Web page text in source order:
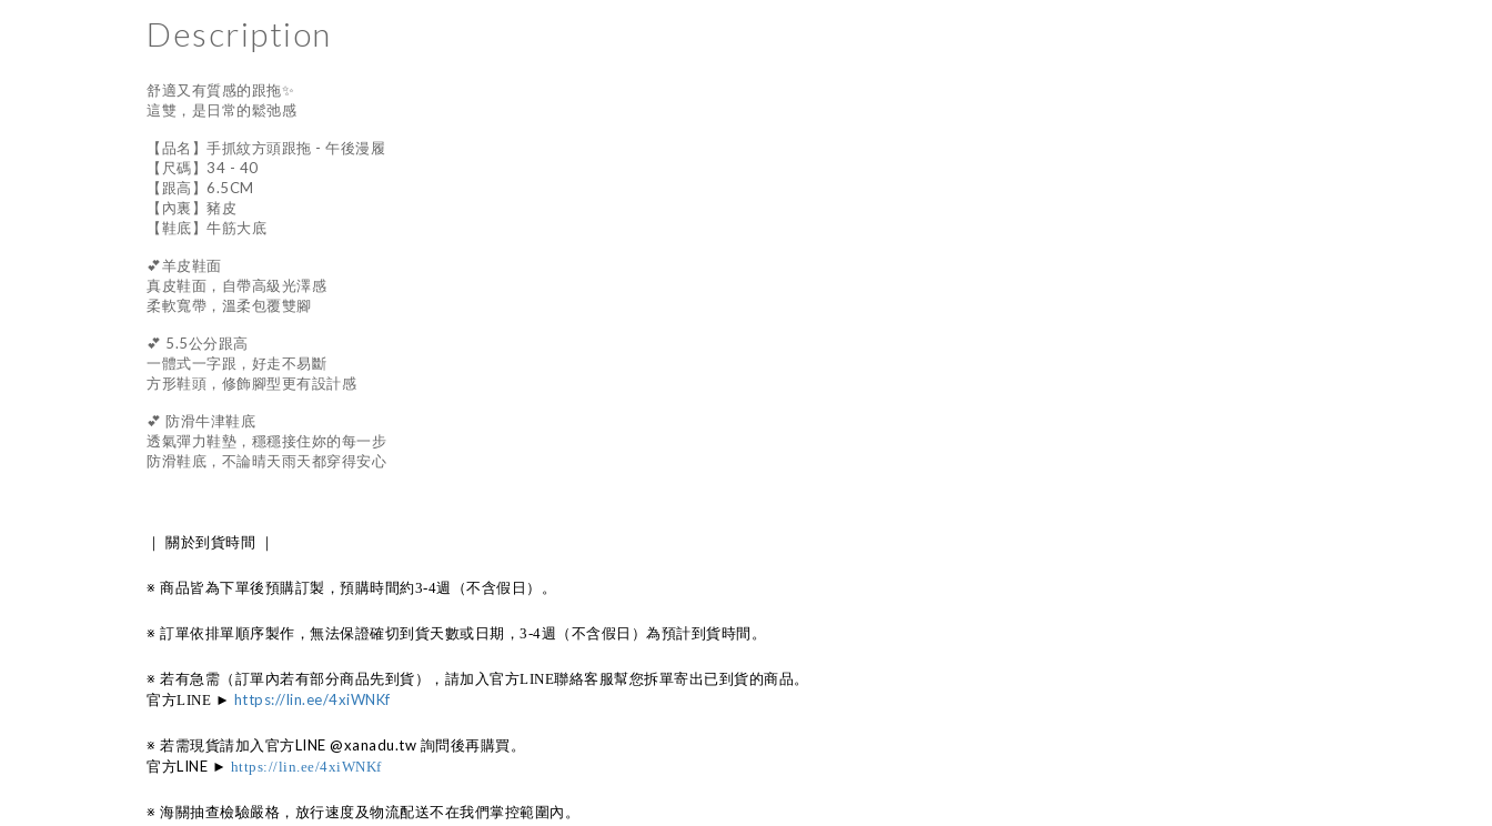
Description
舒適又有質感的跟拖✨
這雙，是日常的鬆弛感
【品名】手抓紋方頭跟拖 - 午後漫履
【尺碼】34 - 40
【跟高】6.5CM
【內裏】豬皮
【鞋底】牛筋大底
💕羊皮鞋面
真皮鞋面，自帶高級光澤感
柔軟寬帶，溫柔包覆雙腳
💕 5.5公分跟高
一體式一字跟，好走不易斷
方形鞋頭，修飾腳型更有設計感
💕 防滑牛津鞋底
透氣彈力鞋墊，穩穩接住妳的每一步
防滑鞋底，不論晴天雨天都穿得安心
｜ 關於到貨時間 ｜
※ 商品皆為下單後預購訂製，預購時間約3-4週（不含假日）。
※ 訂單依排單順序製作，無法保證確切到貨天數或日期， 3-4週（不含假日）為預計到貨時間。
※ 若有急需（訂單內若有部分商品先到貨），請加入官方LINE聯絡客服幫您拆單寄出已到貨的商品。
官方LINE ► https://lin.ee/4xiWNKf
※ 若需現貨請加入官方LINE @xanadu.tw 詢問後再購買。
官方LINE ► https://lin.ee/4xiWNKf
※ 海關抽查檢驗嚴格，放行速度及物流配送不在我們掌控範圍內。